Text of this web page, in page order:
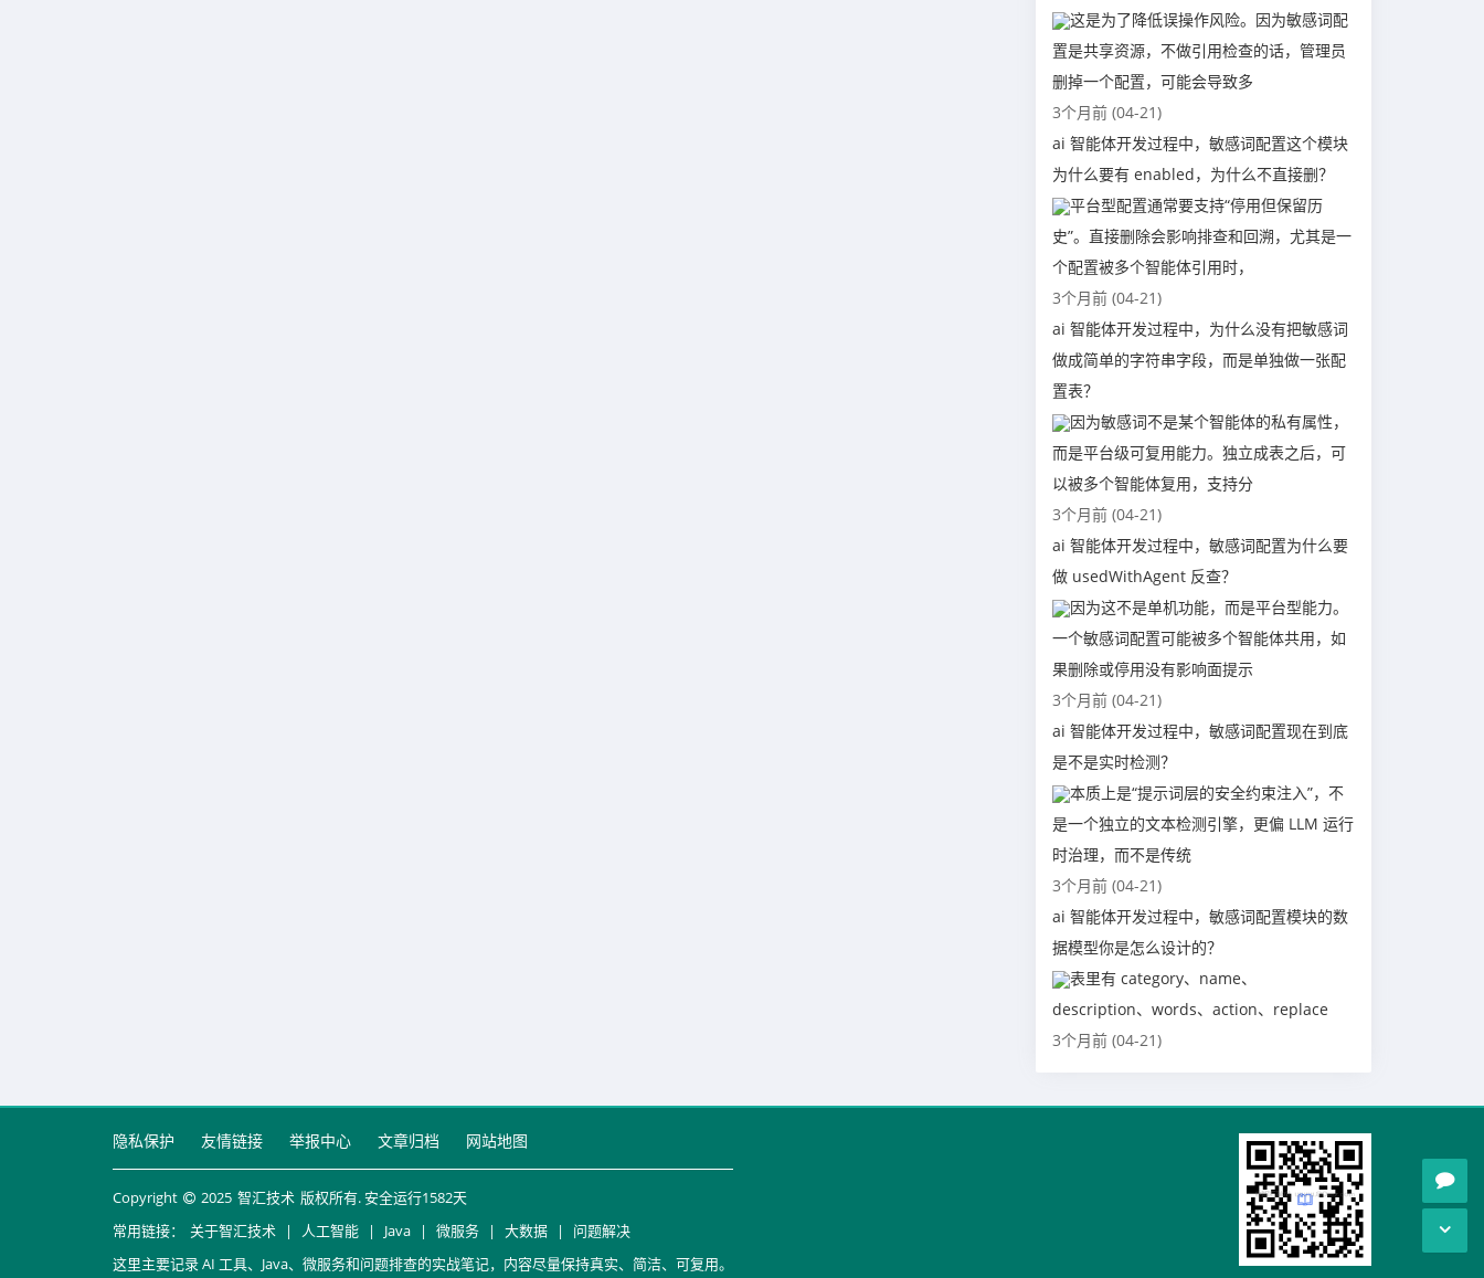
这是为了降低误操作风险。因为敏感词配
置是共享资源，不做引用检查的话，管理员
删掉一个配置，可能会导致多
3个月前 (04-21)
ai 智能体开发过程中，敏感词配置这个模块
为什么要有 enabled，为什么不直接删？
平台型配置通常要支持“停用但保留历
史”。直接删除会影响排查和回溯，尤其是一
个配置被多个智能体引用时，
3个月前 (04-21)
ai 智能体开发过程中，为什么没有把敏感词
做成简单的字符串字段，而是单独做一张配
置表？
因为敏感词不是某个智能体的私有属性，
而是平台级可复用能力。独立成表之后，可
以被多个智能体复用，支持分
3个月前 (04-21)
ai 智能体开发过程中，敏感词配置为什么要
做 usedWithAgent 反查？
因为这不是单机功能，而是平台型能力。
一个敏感词配置可能被多个智能体共用，如
果删除或停用没有影响面提示
3个月前 (04-21)
ai 智能体开发过程中，敏感词配置现在到底
是不是实时检测？
本质上是“提示词层的安全约束注入”，不
是一个独立的文本检测引擎，更偏 LLM 运行
时治理，而不是传统
3个月前 (04-21)
ai 智能体开发过程中，敏感词配置模块的数
据模型你是怎么设计的？
表里有 category、name、
description、words、action、replace
3个月前 (04-21)
隐私保护 友情链接 举报中心 文章归档 网站地图
Copyright 2025 智汇技术 版权所有. 安全运行1582天
常用链接：
关于智汇技术 | 人工智能 | Java | 微服务 | 大数据 |
问题解决
这里主要记录 AI 工具、Java、微服务和问题排查的实战笔记，内容尽量保持真实、简洁、可复用。